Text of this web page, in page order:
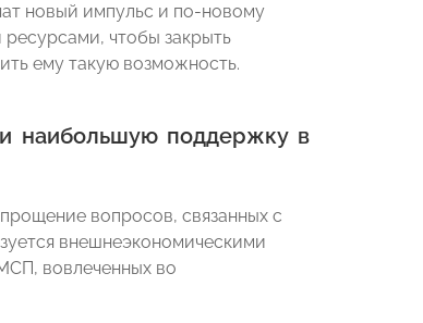
новый импульс и по-новому
чтобы закрыть
ему такую возможность.
наибольшую поддержку в
вопросов, связанных с
внешнеэкономическими
вовлеченных во